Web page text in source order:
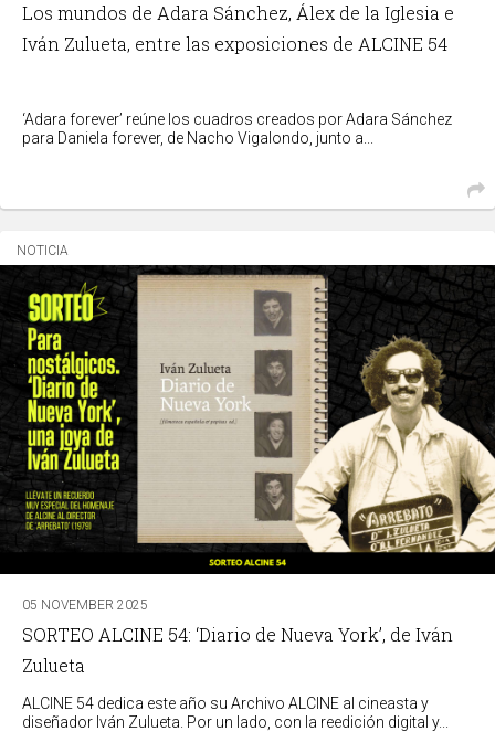
Los mundos de Adara Sánchez, Álex de la Iglesia e
Iván Zulueta, entre las exposiciones de ALCINE 54
‘Adara forever’ reúne los cuadros creados por Adara Sánchez
para Daniela forever, de Nacho Vigalondo, junto a...
NOTICIA
05 NOVEMBER 2025
SORTEO ALCINE 54: ‘Diario de Nueva York’, de Iván
Zulueta
ALCINE 54 dedica este año su Archivo ALCINE al cineasta y
diseñador Iván Zulueta. Por un lado, con la reedición digital y...